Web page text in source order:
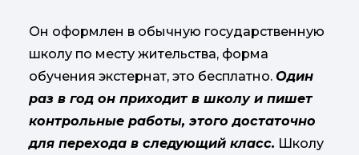
Он оформлен в обычную государственную
школу по месту жительства, форма
обучения экстернат, это бесплатно. Один
раз в год он приходит в школу и пишет
контрольные работы, этого достаточно
для перехода в следующий класс. Школу